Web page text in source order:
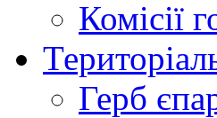
Комісії
Герб